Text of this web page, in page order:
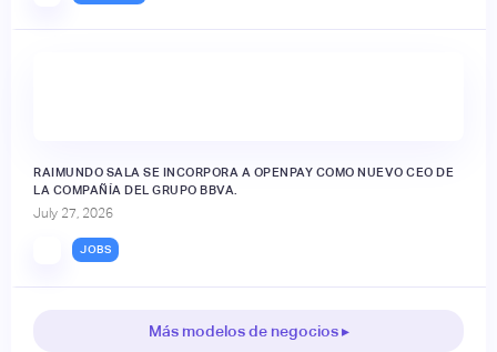
RAIMUNDO SALA SE INCORPORA A OPENPAY COMO NUEVO CEO DE
LA COMPAÑÍA DEL GRUPO BBVA.
July 27, 2026
JOBS
Más modelos de negocios ▸